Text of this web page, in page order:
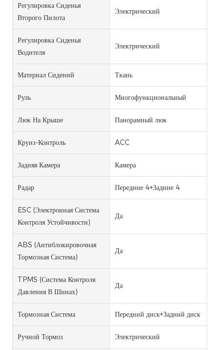
Регулировка Сиденья
Второго Пилота
Электрический
Регулировка Сиденья
Водителя
Электрический
Материал Сидений Ткань
Руль Многофункциональный
Люк На Крыше Панорамный люк
Круиз-Контроль ACC
Задняя Камера Камера
Радар Передние 4+Задние 4
ESC (электронная Система
Контроля Устойчивости)
Да
ABS (антиблокировочная
Тормозная Система)
Да
TPMS (система Контроля
Давления В Шинах)
Да
Тормозная Система Передний диск+Задний диск
Ручной Тормоз Электрический